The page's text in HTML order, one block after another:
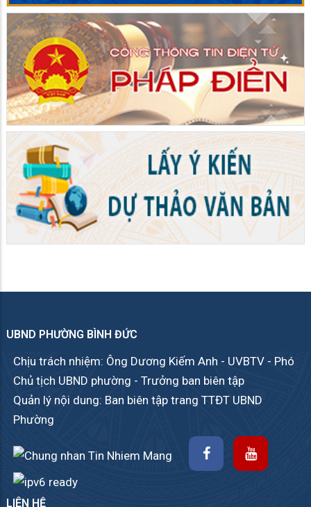
UBND PHƯỜNG BÌNH ĐỨC
Chịu trách nhiệm: Ông Dương Kiếm Anh - UVBTV - Phó
Chủ tịch UBND phường - Trưởng ban biên tập
Quản lý nội dung: Ban biên tập trang TTĐT UBND
Phường
LIÊN HỆ